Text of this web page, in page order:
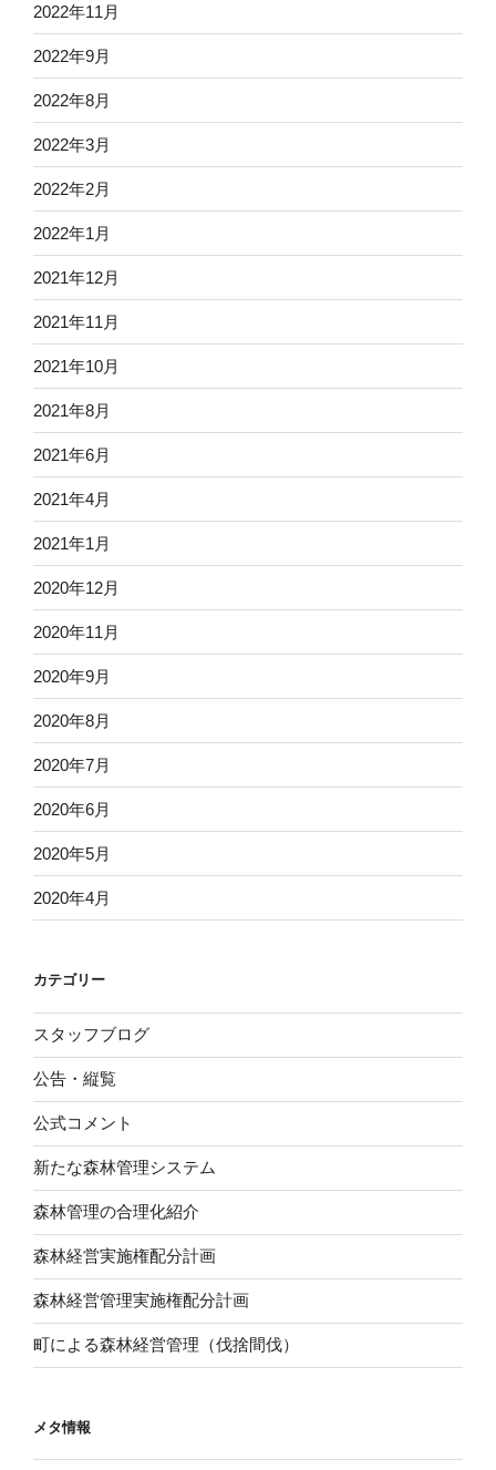
2022年11月
2022年9月
2022年8月
2022年3月
2022年2月
2022年1月
2021年12月
2021年11月
2021年10月
2021年8月
2021年6月
2021年4月
2021年1月
2020年12月
2020年11月
2020年9月
2020年8月
2020年7月
2020年6月
2020年5月
2020年4月
カテゴリー
スタッフブログ
公告・縦覧
公式コメント
新たな森林管理システム
森林管理の合理化紹介
森林経営実施権配分計画
森林経営管理実施権配分計画
町による森林経営管理（伐捨間伐）
メタ情報